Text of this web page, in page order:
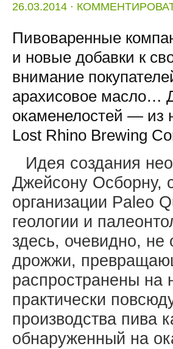
26.03.2014 ⋅
Пивоваренные
и новые добавки к
внимание
арахисовое масло…
окаменелостей — из
Lost Rhino Brewing
Идея создания
Джейсону Осборну,
организации Paleo
геологии и
здесь, очевидно,
дрожжи,
распространены на
практически
производства пива
обнаруженный на